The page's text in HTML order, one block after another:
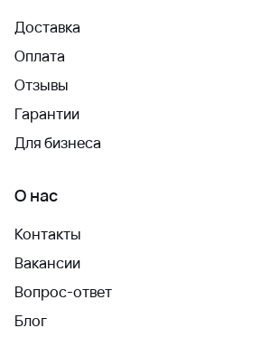
Доставка
Оплата
Отзывы
Гарантии
Для бизнеса
О нас
Контакты
Вакансии
Вопрос-ответ
Блог